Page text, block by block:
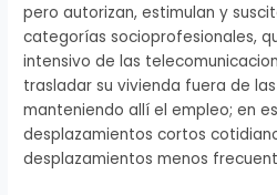
pero autorizan, estimulan y
categorías socioprofesionales,
intensivo de las
trasladar su vivienda fuera de
manteniendo allí el empleo; en
desplazamientos cortos
desplazamientos menos